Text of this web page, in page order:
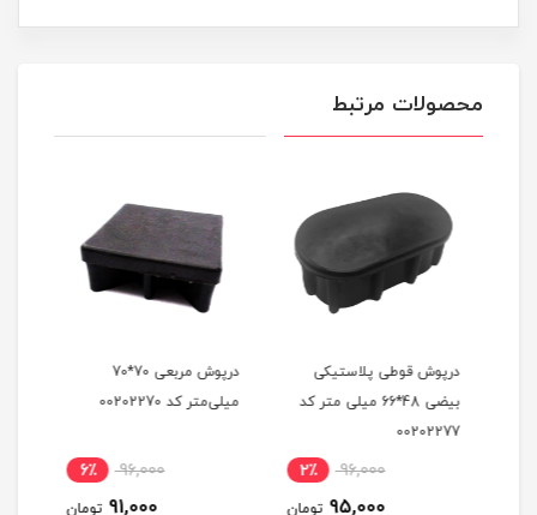
محصولات مرتبط
درپوش قوطی پلاستیکی
بیضی 48*66 میلی متر کد
00202277
96,000 2٪
95,000 تومان
درپوش مربعی 70*70
میلی‌متر کد 00202270
96,000 6٪
91,000 تومان